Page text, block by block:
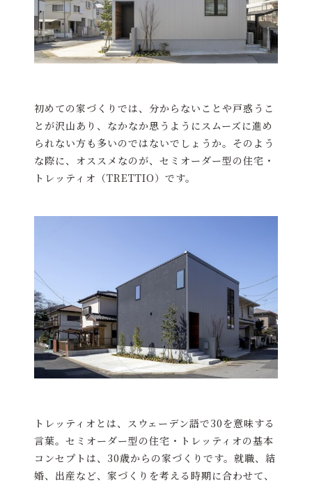
初めての家づくりでは、分からないことや戸惑うこ
とが沢山あり、なかなか思うようにスムーズに進め
られない方も多いのではないでしょうか。そのよう
な際に、オススメなのが、セミオーダー型の住宅・
トレッティオ（TRETTIO）です。
トレッティオとは、スウェーデン語で30を意味する
言葉。セミオーダー型の住宅・トレッティオの基本
コンセプトは、30歳からの家づくりです。就職、結
婚、出産など、家づくりを考える時期に合わせて、